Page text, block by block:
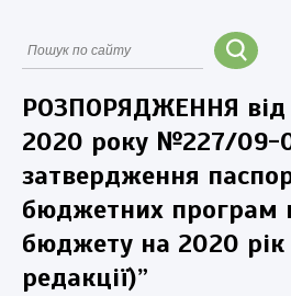
РОЗПОРЯДЖЕННЯ від
2020 року №227/09-
затвердження
бюджетних програм
бюджету на 2020 рік
редакції)”